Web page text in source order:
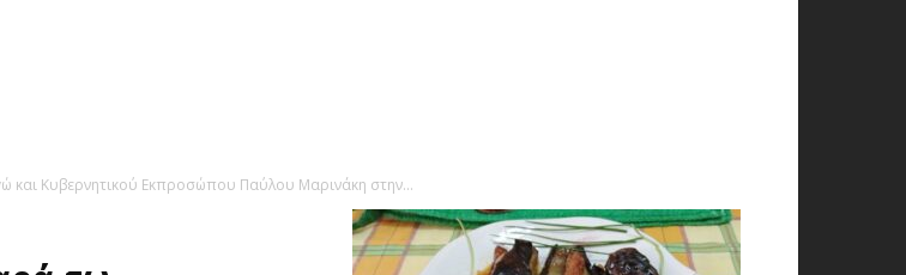
Κυβερνητικού Εκπροσώπου Παύλου Μαρινάκη στην...